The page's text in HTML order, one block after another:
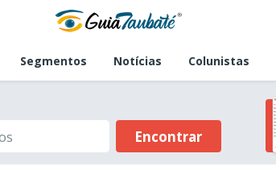
Segmentos Notícias Colunistas
Encontrar